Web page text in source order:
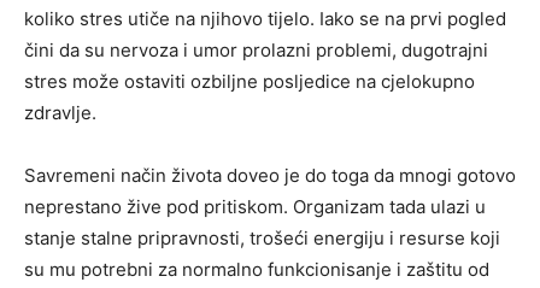
koliko stres utiče na njihovo tijelo. Iako se na prvi pogled
čini da su nervoza i umor prolazni problemi, dugotrajni
stres može ostaviti ozbiljne posljedice na cjelokupno
zdravlje.
Savremeni način života doveo je do toga da mnogi gotovo
neprestano žive pod pritiskom. Organizam tada ulazi u
stanje stalne pripravnosti, trošeći energiju i resurse koji
su mu potrebni za normalno funkcionisanje i zaštitu od